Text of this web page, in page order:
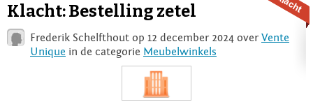
Klacht: Bestelling zetel
Frederik Schelfthout op 12 december 2024 overVente
Unique in de categorie Meubelwinkels